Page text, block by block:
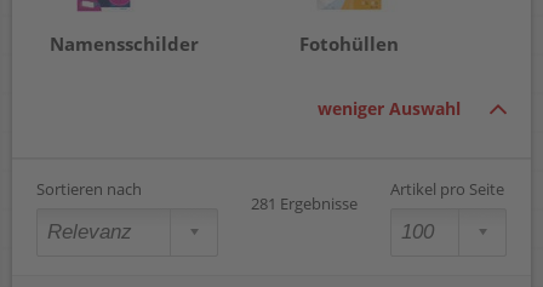
Namensschilder Fotohüllen
weniger Auswahl
Sortieren nach
281 Ergebnisse
Artikel pro Seite